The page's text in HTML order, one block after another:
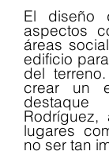
El diseño
aspectos
áreas
edificio
del
crear un
lugares
no ser tan